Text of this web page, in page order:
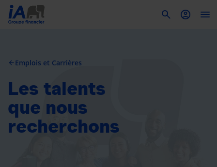
arrow_back Emplois et Carrières
Les talents
que nous
recherchons